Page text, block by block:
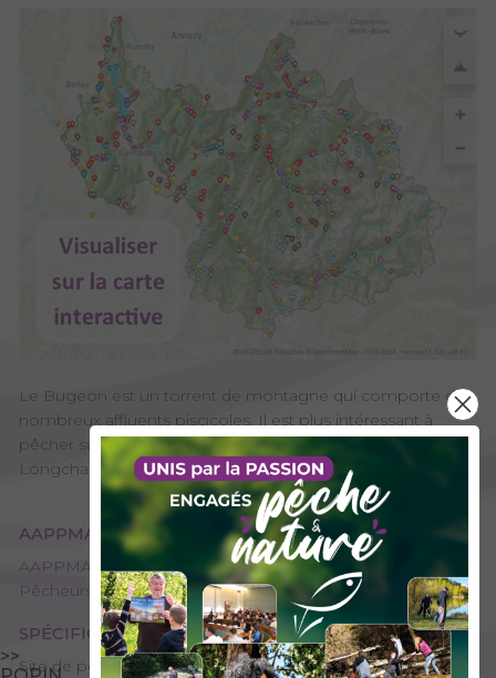
>>
Le Bugeon est un torrent de montagne qui comporte de
nombreux affluents piscicoles. Il est plus intéressant à
pêcher sur sa partie amont en direction de St François
Longchamp, parce qu'elle est plus poissoneuse.
AAPPMA GESTIONNAIRE
AAPPMA de La Chambre / Aiguebelle - L'amicale des
Pêcheurs de l'Arc
SPÉCIFICITÉS
Site de pêche - 1ère catégorie